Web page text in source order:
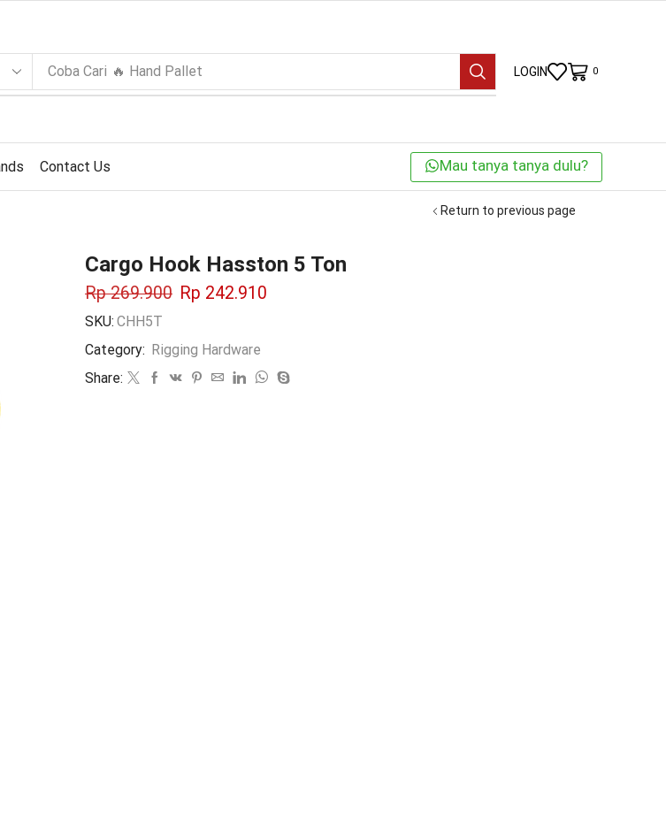
Coba Cari 🔥 Hand Pallet LOGIN 0
Contact Us Mau tanya tanya dulu?
Return to previous page
Cargo Hook Hasston 5 Ton
Rp269.900 Rp 242.910
SKU: CHH5T
Category: Rigging Hardware
Share: